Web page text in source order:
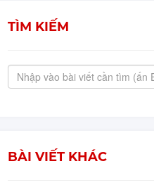
TÌM KIẾM
BÀI VIẾT KHÁC